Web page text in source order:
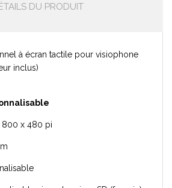
DU PRODUIT
à écran tactile pour visiophone
inclus)
800 x 480 pi